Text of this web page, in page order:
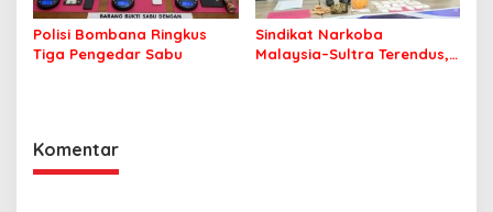
Polisi Bombana Ringkus
Tiga Pengedar Sabu
Sindikat Narkoba
Malaysia–Sultra Terendus,
Komentar